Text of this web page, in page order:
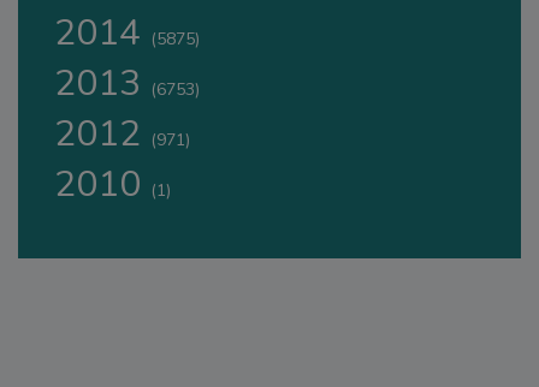
2014 (5875)
2013 (6753)
2012 (971)
2010 (1)